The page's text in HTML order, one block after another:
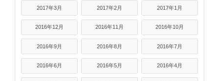
2017年3月 2017年2月 2017年1月
2016年12月 2016年11月 2016年10月
2016年9月 2016年8月 2016年7月
2016年6月 2016年5月 2016年4月